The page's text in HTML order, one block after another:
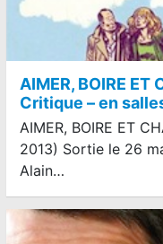
AIMER, BOIRE ET
Critique – en
AIMER, BOIRE ET
2013) Sortie le 26
Alain…